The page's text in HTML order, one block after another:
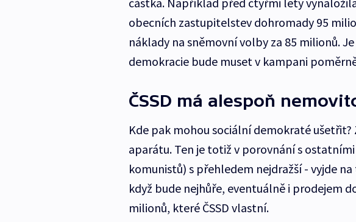
obecních zastupitelstev dohromady 95
náklady na sněmovní volby za 85 milionů.
demokracie bude muset v kampani
ČSSD má alespoň
Kde pak mohou sociální demokraté
aparátu. Ten je totiž v porovnání s
komunistů) s přehledem nejdražší - vyjde
když bude nejhůře, eventuálně i prodejem
milionů, které ČSSD vlastní.